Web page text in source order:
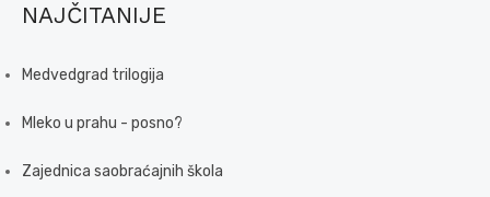
NAJČITANIJE
Medvedgrad trilogija
Mleko u prahu - posno?
Zajednica saobraćajnih škola